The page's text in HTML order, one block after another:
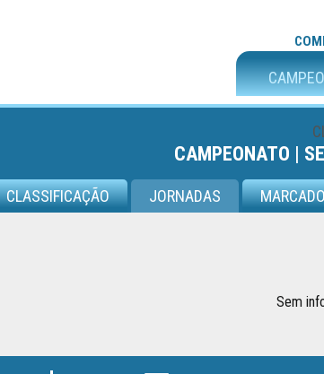
CAMPEONATO |
CLASSIFICAÇÃO JORNADAS
Sem